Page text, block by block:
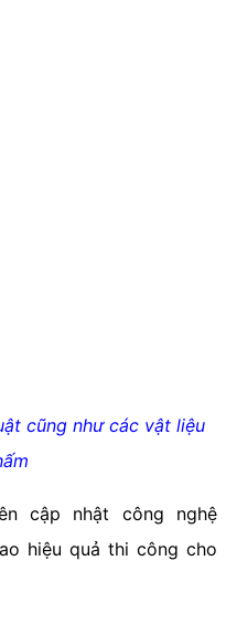
cũng như các vật liệu
cập nhật công nghệ
hiệu quả thi công cho